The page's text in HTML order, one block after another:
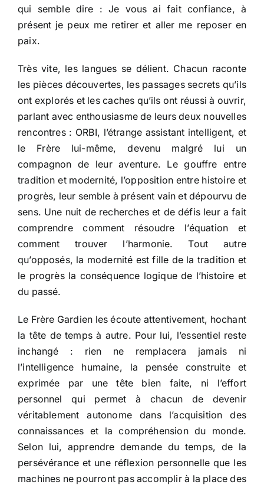
qui semble dire : Je vous ai fait confiance, à
présent je peux me retirer et aller me reposer en
paix.
Très vite, les langues se délient. Chacun raconte
les pièces découvertes, les passages secrets qu’ils
ont explorés et les caches qu’ils ont réussi à ouvrir,
parlant avec enthousiasme de leurs deux nouvelles
rencontres : ORBI, l’étrange assistant intelligent, et
le Frère lui-même, devenu malgré lui un
compagnon de leur aventure. Le gouffre entre
tradition et modernité, l’opposition entre histoire et
progrès, leur semble à présent vain et dépourvu de
sens. Une nuit de recherches et de défis leur a fait
comprendre comment résoudre l’équation et
comment trouver l’harmonie. Tout autre
qu’opposés, la modernité est fille de la tradition et
le progrès la conséquence logique de l’histoire et
du passé.
Le Frère Gardien les écoute attentivement, hochant
la tête de temps à autre. Pour lui, l’essentiel reste
inchangé : rien ne remplacera jamais ni
l’intelligence humaine, la pensée construite et
exprimée par une tête bien faite, ni l’effort
personnel qui permet à chacun de devenir
véritablement autonome dans l’acquisition des
connaissances et la compréhension du monde.
Selon lui, apprendre demande du temps, de la
persévérance et une réflexion personnelle que les
machines ne pourront pas accomplir à la place des